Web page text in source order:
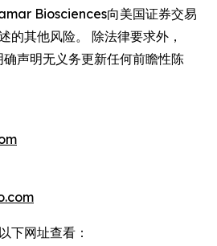
Biosciences向美国证券交易
的其他风险。 除法律要求外，
声明无义务更新任何前瞻性陈
下网址查看：